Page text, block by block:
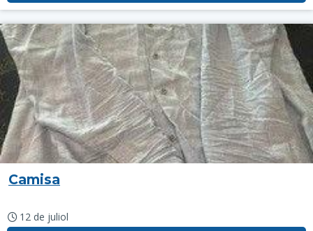
Camisa
12 de juliol